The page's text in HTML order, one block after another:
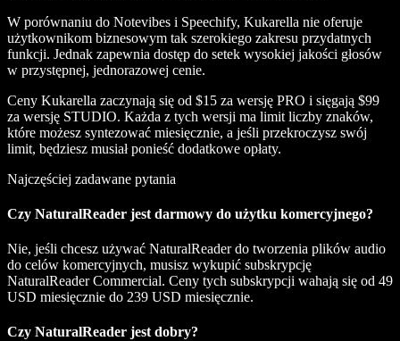
W porównaniu do Notevibes i Speechify, Kukarella nie oferuje
użytkownikom biznesowym tak szerokiego zakresu przydatnych
funkcji. Jednak zapewnia dostęp do setek wysokiej jakości głosów
w przystępnej, jednorazowej cenie.
Ceny Kukarella zaczynają się od $15 za wersję PRO i sięgają $99
za wersję STUDIO. Każda z tych wersji ma limit liczby znaków,
które możesz syntezować miesięcznie, a jeśli przekroczysz swój
limit, będziesz musiał ponieść dodatkowe opłaty.
Najczęściej zadawane pytania
Czy NaturalReader jest darmowy do użytku komercyjnego?
Nie, jeśli chcesz używać NaturalReader do tworzenia plików audio
do celów komercyjnych, musisz wykupić subskrypcję
NaturalReader Commercial. Ceny tych subskrypcji wahają się od 49
USD miesięcznie do 239 USD miesięcznie.
Czy NaturalReader jest dobry?